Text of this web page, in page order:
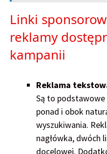
Linki
reklamy
kampanii
Reklama
Są to
ponad i obok
wyszukiwania.
nagłówka, dwóch
docelowej.